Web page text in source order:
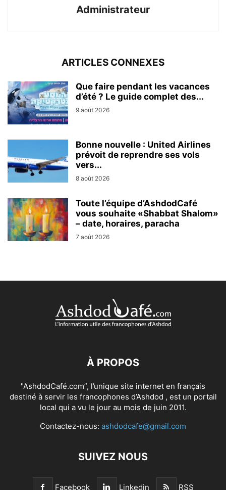
Administrateur
ARTICLES CONNEXES
Que faire pendant les vacances
d’été ? Le guide complet des...
9 août 2026
Bonne nouvelle : United Airlines
prévoit de reprendre ses vols
vers...
8 août 2026
Toute l’équipe d’AshdodCafé
vous souhaite «Shabbat Shalom»
– date, horaires, paracha
7 août 2026
À PROPOS
"AshdodCafé.com”, l’unique site internet en français
destiné à servir les francophones d’Ashdod , est un portail
local qui a vu le jour au mois de juin 2011.
Contactez-nous: ashdodcafe@gmail.com
SUIVEZ NOUS
Facebook Linkedin RSS